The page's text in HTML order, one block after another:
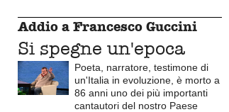
Addio a Francesco Guccini
Si spegne un'epoca
Poeta, narratore, testimone di
un'Italia in evoluzione, è morto a
86 anni uno dei più importanti
cantautori del nostro Paese